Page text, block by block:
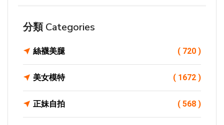
分類 Categories
絲襪美腿 ( 720 )
美女模特 ( 1672 )
正妹自拍 ( 568 )